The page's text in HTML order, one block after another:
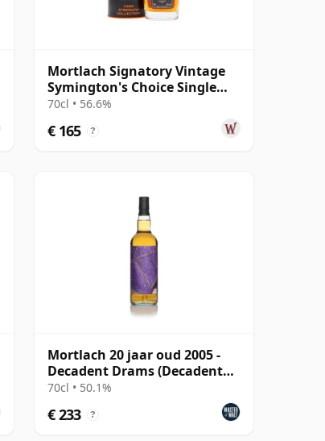
Mortlach Signatory Vintage
Symington's Choice Single
Cask # 2007 17 jaar oud
70cl • 56.6%
€ 165 ?
Mortlach 20 jaar oud 2005 -
Decadent Drams (Decadent
Drinks)
70cl • 50.1%
€ 233 ?